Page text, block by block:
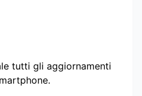
tutti gli aggiornamenti